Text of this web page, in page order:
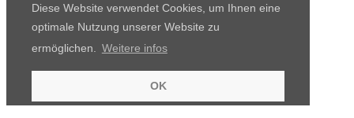
Diese Website verwendet Cookies, um Ihnen eine
optimale Nutzung unserer Website zu
ermöglichen.
Weitere infos
OK